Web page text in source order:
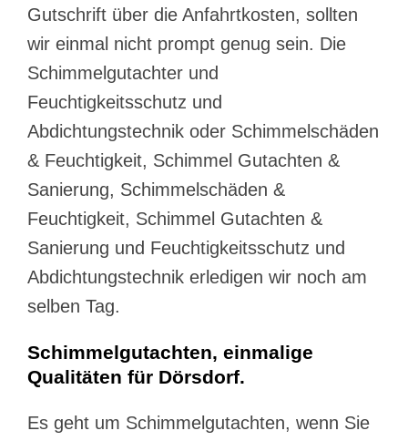
Gutschrift über die Anfahrtkosten, sollten
wir einmal nicht prompt genug sein. Die
Schimmelgutachter und
Feuchtigkeitsschutz und
Abdichtungstechnik oder Schimmelschäden
& Feuchtigkeit, Schimmel Gutachten &
Sanierung, Schimmelschäden &
Feuchtigkeit, Schimmel Gutachten &
Sanierung und Feuchtigkeitsschutz und
Abdichtungstechnik erledigen wir noch am
selben Tag.
Schimmelgutachten, einmalige
Qualitäten für Dörsdorf.
Es geht um Schimmelgutachten, wenn Sie